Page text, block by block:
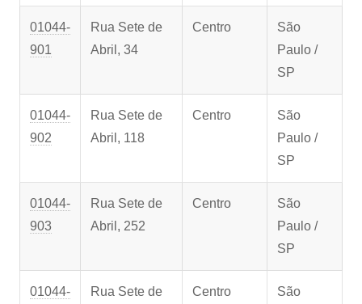
01044-
901
Rua Sete de
Abril, 34
Centro
São
Paulo /
SP
01044-
902
Rua Sete de
Abril, 118
Centro
São
Paulo /
SP
01044-
903
Rua Sete de
Abril, 252
Centro
São
Paulo /
SP
01044-
Rua Sete de
Centro
São